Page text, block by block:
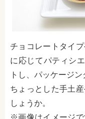
チョコレートタイ
に応じてパティシ
トし、パッケージ
ちょっとした手土
しょうか。